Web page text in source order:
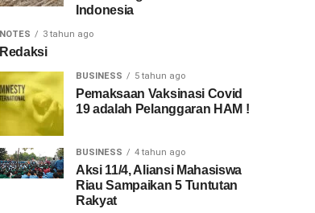
Indonesia
NOTES 3 tahun ago
Redaksi
BUSINESS 5 tahun ago
Pemaksaan Vaksinasi Covid
19 adalah Pelanggaran HAM !
BUSINESS 4 tahun ago
Aksi 11/4, Aliansi Mahasiswa
Riau Sampaikan 5 Tuntutan
Rakyat